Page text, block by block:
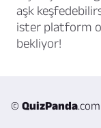
aşk
ister platform
bekliyor!
© QuizPanda.com